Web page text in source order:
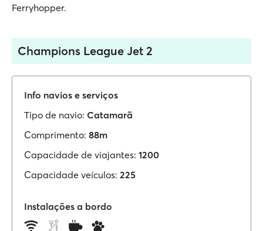
Ferryhopper.
Champions League Jet 2
Info navios e serviços
Tipo de navio: Catamarã
Comprimento: 88m
Capacidade de viajantes: 1200
Capacidade veículos: 225
Instalações a bordo